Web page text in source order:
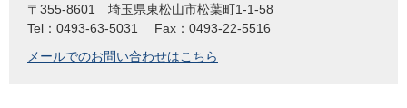
〒355-8601
埼玉県東松山市松葉町1-1-58
Tel：0493-63-5031
Fax：0493-22-5516
メールでのお問い合わせはこちら